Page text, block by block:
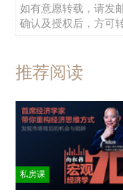
如有意愿转载，请发
确认及授权后，方可转
推荐阅读
私房课